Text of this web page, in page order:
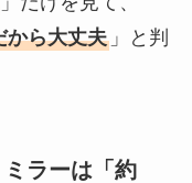
から大丈夫」と判
ミラーは「約